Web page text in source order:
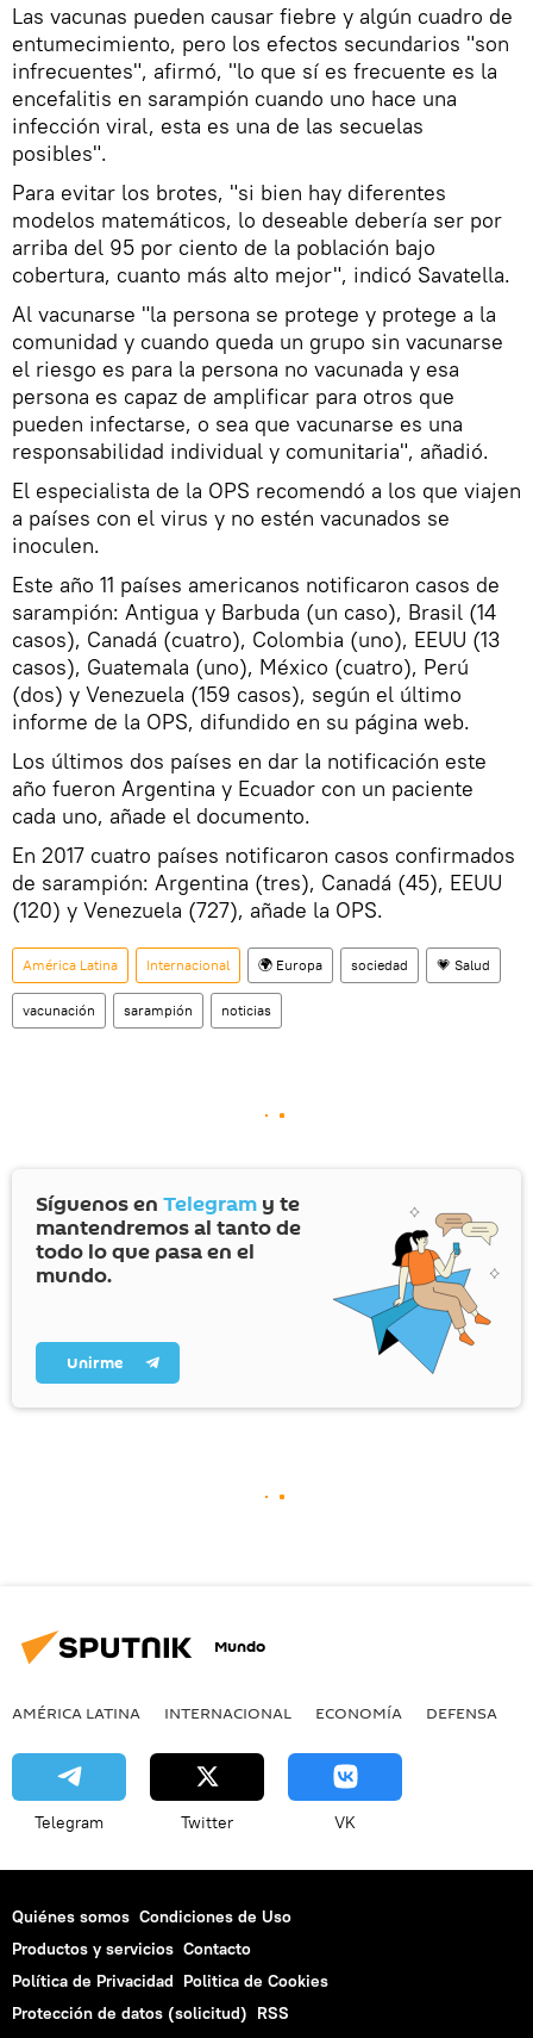
Las vacunas pueden causar fiebre y algún cuadro de
entumecimiento, pero los efectos secundarios "son
infrecuentes", afirmó, "lo que sí es frecuente es la
encefalitis en sarampión cuando uno hace una
infección viral, esta es una de las secuelas
posibles".
Para evitar los brotes, "si bien hay diferentes
modelos matemáticos, lo deseable debería ser por
arriba del 95 por ciento de la población bajo
cobertura, cuanto más alto mejor", indicó Savatella.
Al vacunarse "la persona se protege y protege a la
comunidad y cuando queda un grupo sin vacunarse
el riesgo es para la persona no vacunada y esa
persona es capaz de amplificar para otros que
pueden infectarse, o sea que vacunarse es una
responsabilidad individual y comunitaria", añadió.
El especialista de la OPS recomendó a los que viajen
a países con el virus y no estén vacunados se
inoculen.
Este año 11 países americanos notificaron casos de
sarampión: Antigua y Barbuda (un caso), Brasil (14
casos), Canadá (cuatro), Colombia (uno), EEUU (13
casos), Guatemala (uno), México (cuatro), Perú
(dos) y Venezuela (159 casos), según el último
informe de la OPS, difundido en su página web.
Los últimos dos países en dar la notificación este
año fueron Argentina y Ecuador con un paciente
cada uno, añade el documento.
En 2017 cuatro países notificaron casos confirmados
de sarampión: Argentina (tres), Canadá (45), EEUU
(120) y Venezuela (727), añade la OPS.
América Latina Internacional 🌍 Europa sociedad 💗 Salud
vacunación sarampión noticias
Síguenos en Telegram y te
mantendremos al tanto de
todo lo que pasa en el
mundo.
Unirme
Mundo
AMÉRICA LATINA INTERNACIONAL ECONOMÍA DEFENSA
Telegram Twitter VK
Quiénes somos Condiciones de Uso
Productos y servicios Contacto
Política de Privacidad Politica de Cookies
Protección de datos (solicitud) RSS